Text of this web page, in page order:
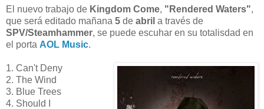
El nuevo trabajo de Kingdom Come, "Rendered Waters",
que será editado mañana 5 de abril a través de
SPV/Steamhammer, se puede escuhar en su totalisdad en
el porta AOL Music.
1. Can't Deny
2. The Wind
3. Blue Trees
4. Should I